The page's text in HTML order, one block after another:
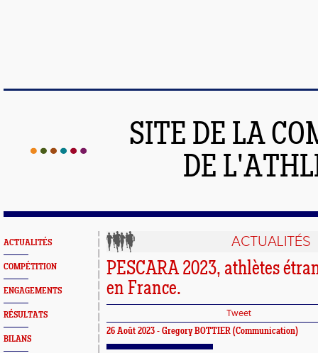
SITE DE LA
DE
ACTUALITÉS
COMPÉTITION
ENGAGEMENTS
RÉSULTATS
BILANS
ACTUALITÉS
PESCARA 2023, athlètes
en France.
Tweet
26 Août 2023 - Gregory BOTTIER (Communication)